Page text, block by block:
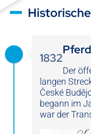
1832
Der
langen
České
begann im
war der